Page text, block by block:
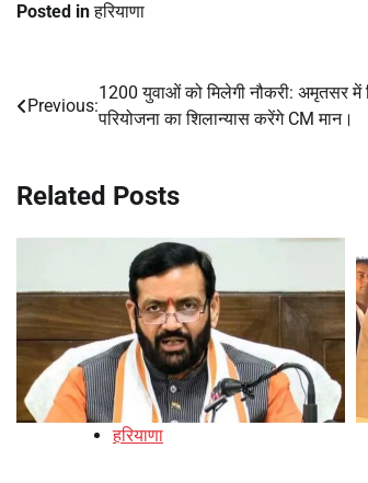
Posted inहरियाणा
Post
Previous:
1200 युवाओं को मिलेगी नौकरी: अमृतसर में
परियोजना का शिलान्यास करेंगे CM मान।
Related Posts
हरियाणा